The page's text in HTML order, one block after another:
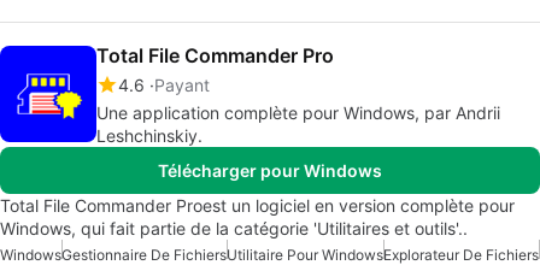
Total File Commander Pro
4.6 Payant
Une application complète pour Windows, par Andrii
Leshchinskiy.
Télécharger pour Windows
Total File Commander Proest un logiciel en version complète pour
Windows, qui fait partie de la catégorie 'Utilitaires et outils'..
WindowsGestionnaire De FichiersUtilitaire Pour WindowsExplorateur De Fichiers